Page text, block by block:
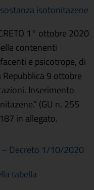
isotonitazene
1° ottobre 2020
contenenti
e psicotrope, di
9 ottobre
Inserimento
(GU n. 255
in allegato.
– Decreto 1/10/2020
tabella